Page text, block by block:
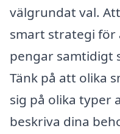
välgrundat val.
smart strategi för
pengar samtidigt
Tänk på att olika
sig på olika typer
beskriva dina